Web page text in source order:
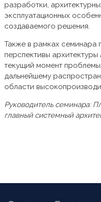
разработки,
эксплуатационных
создаваемого решения.
Также в рамках семинара
перспективы
текущий момент
дальнейшему
области
Руководитель семинара:
главный системный